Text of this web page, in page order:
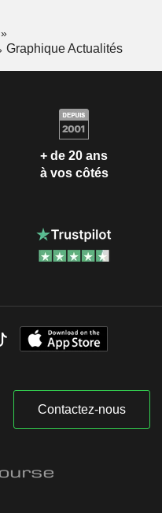
Graphique Actualités
+ de 20 ans
à vos côtés
Contactez-nous